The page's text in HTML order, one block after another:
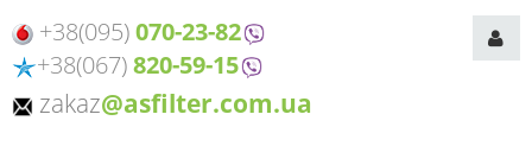
+38(095)070-23-82
+38(067)820-59-15
zakaz@asfilter.com.ua